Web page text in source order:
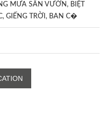
MƯA SÂN VƯỜN, BIỆT
GIẾNG TRỜI, BAN C�